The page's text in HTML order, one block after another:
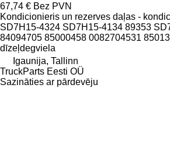
67,74 € Bez PVN
Kondicionieris un rezerves daļas -
SD7H15-4324 SD7H15-4134 89353
84094705 85000458 0082704531
dīzeļdegviela
Igaunija, Tallinn
TruckParts Eesti OÜ
Sazināties ar pārdevēju